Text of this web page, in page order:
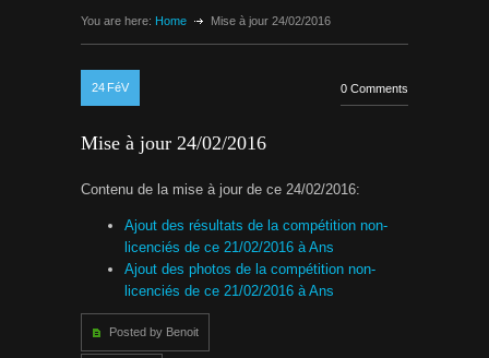
You are here: Home Mise à jour 24/02/2016
24 FéV 0 Comments
Mise à jour 24/02/2016
Contenu de la mise à jour de ce 24/02/2016:
Ajout des résultats de la compétition non-
licenciés de ce 21/02/2016 à Ans
Ajout des photos de la compétition non-
licenciés de ce 21/02/2016 à Ans
Posted by Benoit